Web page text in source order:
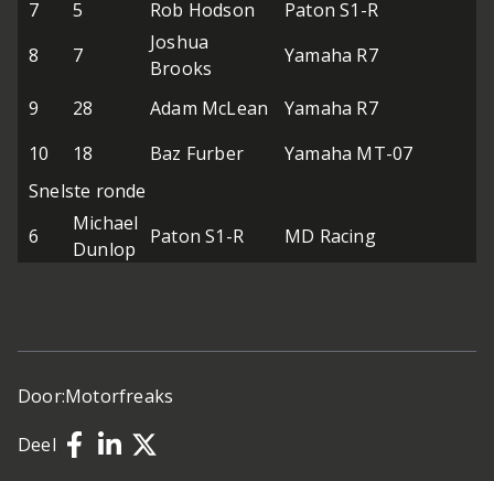
7 5 Rob Hodson
Paton S1-R
8
7
Joshua
Brooks
Yamaha R7
9 28 Adam McLean
Yamaha R7
10
18 Baz Furber
Yamaha MT-07
Snelste ronde
6
Michael
Dunlop
Paton S1-R MD Racing
Door:Motorfreaks
Deel